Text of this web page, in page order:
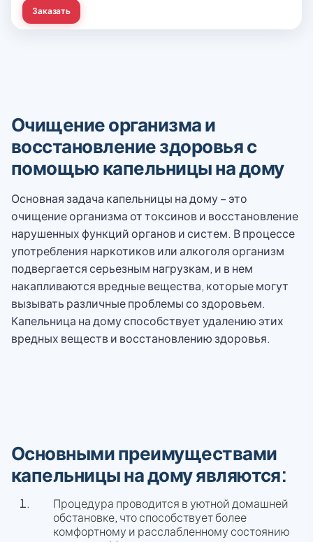
Заказать
Очищение организма и
восстановление здоровья с
помощью капельницы на дому
Основная задача капельницы на дому – это
очищение организма от токсинов и восстановление
нарушенных функций органов и систем. В процессе
употребления наркотиков или алкоголя организм
подвергается серьезным нагрузкам, и в нем
накапливаются вредные вещества, которые могут
вызывать различные проблемы со здоровьем.
Капельница на дому способствует удалению этих
вредных веществ и восстановлению здоровья.
Основными преимуществами
капельницы на дому являются:
Процедура проводится в уютной домашней
обстановке, что способствует более
комфортному и расслабленному состоянию